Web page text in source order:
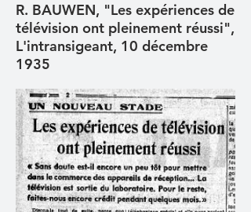
R. BAUWEN, "Les expériences de
télévision ont pleinement réussi",
L'intransigeant, 10 décembre
1935